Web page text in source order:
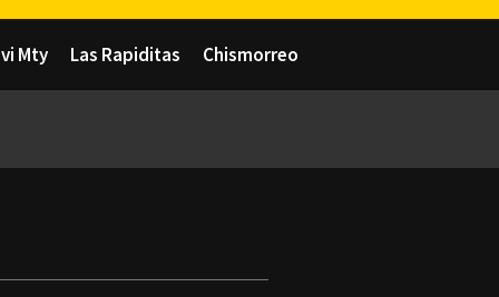
Mty Las Rapiditas Chismorreo